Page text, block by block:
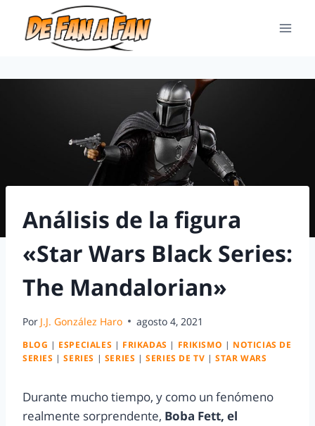
Análisis de la figura
«Star Wars Black Series:
The Mandalorian»
Por J.J. González Haro agosto 4, 2021
BLOG | ESPECIALES | FRIKADAS | FRIKISMO | NOTICIAS DE
SERIES |SERIES | SERIES |SERIES DE TV |STAR WARS
Durante mucho tiempo, y como un fenómeno
realmente sorprendente, Boba Fett, el